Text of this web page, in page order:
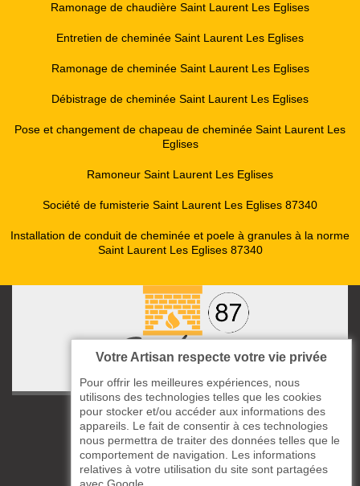
Ramonage de chaudière Saint Laurent Les Eglises
Entretien de cheminée Saint Laurent Les Eglises
Ramonage de cheminée Saint Laurent Les Eglises
Débistrage de cheminée Saint Laurent Les Eglises
Pose et changement de chapeau de cheminée Saint Laurent Les
Eglises
Ramoneur Saint Laurent Les Eglises
Société de fumisterie Saint Laurent Les Eglises 87340
Installation de conduit de cheminée et poele à granules à la norme
Saint Laurent Les Eglises 87340
ccas le Bourg
87220 Boisseuil
05 33 06 14 49
Votre Artisan respecte votre vie privée
Pour offrir les meilleures expériences, nous
utilisons des technologies telles que les cookies
pour stocker et/ou accéder aux informations des
appareils. Le fait de consentir à ces technologies
nous permettra de traiter des données telles que le
comportement de navigation. Les informations
relatives à votre utilisation du site sont partagées